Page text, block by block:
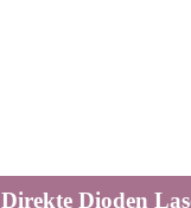
Direkte Dioden